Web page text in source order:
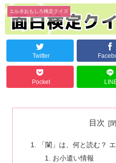
エルネおもしろ検定クイズ
Twitter
Pocket
目次
「闌」は、何と読む？
お小遣い情報